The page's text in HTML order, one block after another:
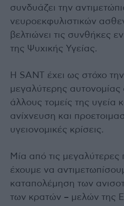
συνδυάζει την
νευροεκφυλιστικών
βελτιώνει τις συνθήκες
της Ψυχικής Υγείας.
Η SANT έχει ως στόχο
μεγαλύτερης
άλλους τομείς της υγεία
ανίχνευση και
υγειονομικές κρίσεις.
Μία από τις μεγαλύτερες
έχουμε να
καταπολέμηση των
των κρατών – μελών της